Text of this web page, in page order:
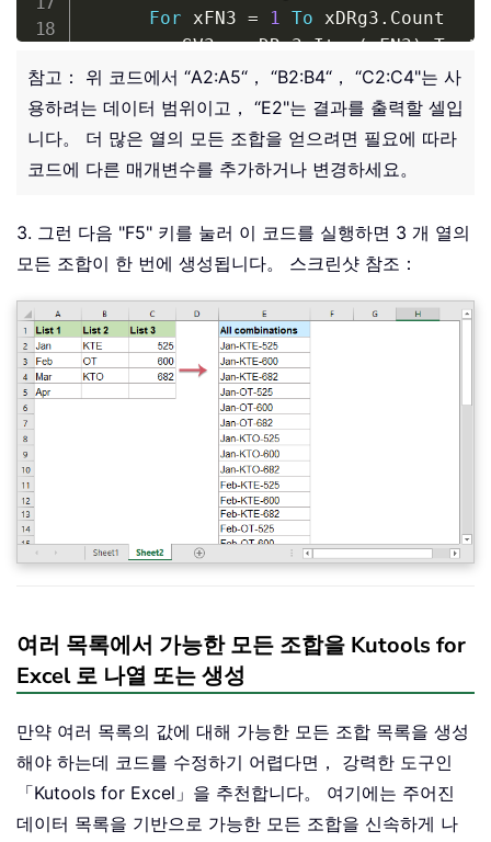
For xFN3 = 1 To xDRg3 . Count
        xSV3
= xDRg3.Item(xFN3).Text
        xRg
.Value = xSV1 & xStr &
Set xRg = xRg .Offset(1, 0)
Next
Next
참고： 위 코드에서 “A2:A5“， “B2:B4“， “C2:C4"는 사
용하려는 데이터 범위이고， “E2"는 결과를 출력할 셀입
니다。 더 많은 열의 모든 조합을 얻으려면 필요에 따라
코드에 다른 매개변수를 추가하거나 변경하세요。
3. 그런 다음 "F5" 키를 눌러 이 코드를 실행하면 3 개 열의
모든 조합이 한 번에 생성됩니다。 스크린샷 참조：
여러 목록에서 가능한 모든 조합을 Kutools for
Excel 로 나열 또는 생성
만약 여러 목록의 값에 대해 가능한 모든 조합 목록을 생성
해야 하는데 코드를 수정하기 어렵다면， 강력한 도구인
「Kutools for Excel」을 추천합니다。 여기에는 주어진
데이터 목록을 기반으로 가능한 모든 조합을 신속하게 나